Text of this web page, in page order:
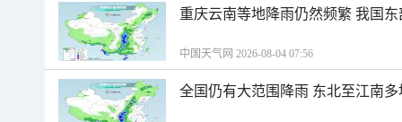
重庆云南等地降雨仍然频繁 我国
中国天气网 2026-08-04 07:56
全国仍有大范围降雨 东北至江南